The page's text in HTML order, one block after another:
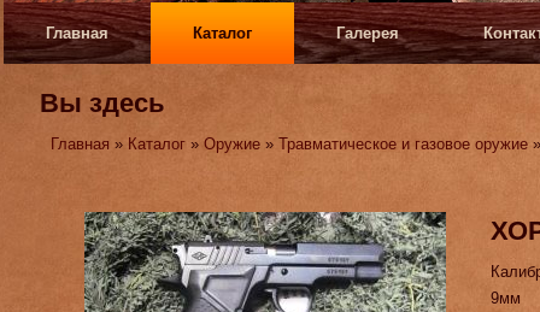
Главная Каталог Галерея
Вы здесь
Главная » Каталог »Оружие »Травматическое и газовое оружие
9мм